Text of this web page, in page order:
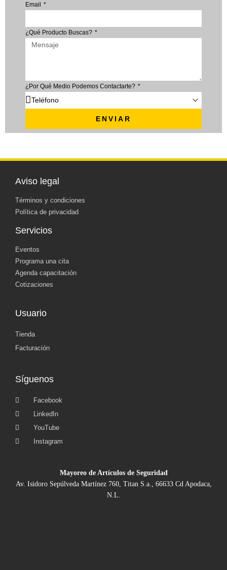
Email
¿Qué Producto Buscas?
¿Por Qué Medio Podemos Contactarte?
ENVIAR
Aviso legal
Términos y condiciones
Política de privacidad
Servicios
Eventos
Programa una cita
Agenda capacitación
Cotizaciones
Usuario
Tienda
Facturación
Síguenos
Facebook
LinkedIn
YouTube
Instagram
Mayoreo de Artículos de Seguridad
Av. Isidoro Sepúlveda Martínez 760, Titan S.a., 66633 Cd Apodaca,
N.L.